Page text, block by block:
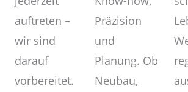
auftreten –
wir sind
darauf
vorbereitet.
Präzision
und
Planung. Ob
Neubau,